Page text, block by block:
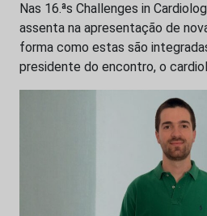
Nas 16.ªs Challenges in
assenta na apresentação de
forma como estas são
presidente do encontro, o